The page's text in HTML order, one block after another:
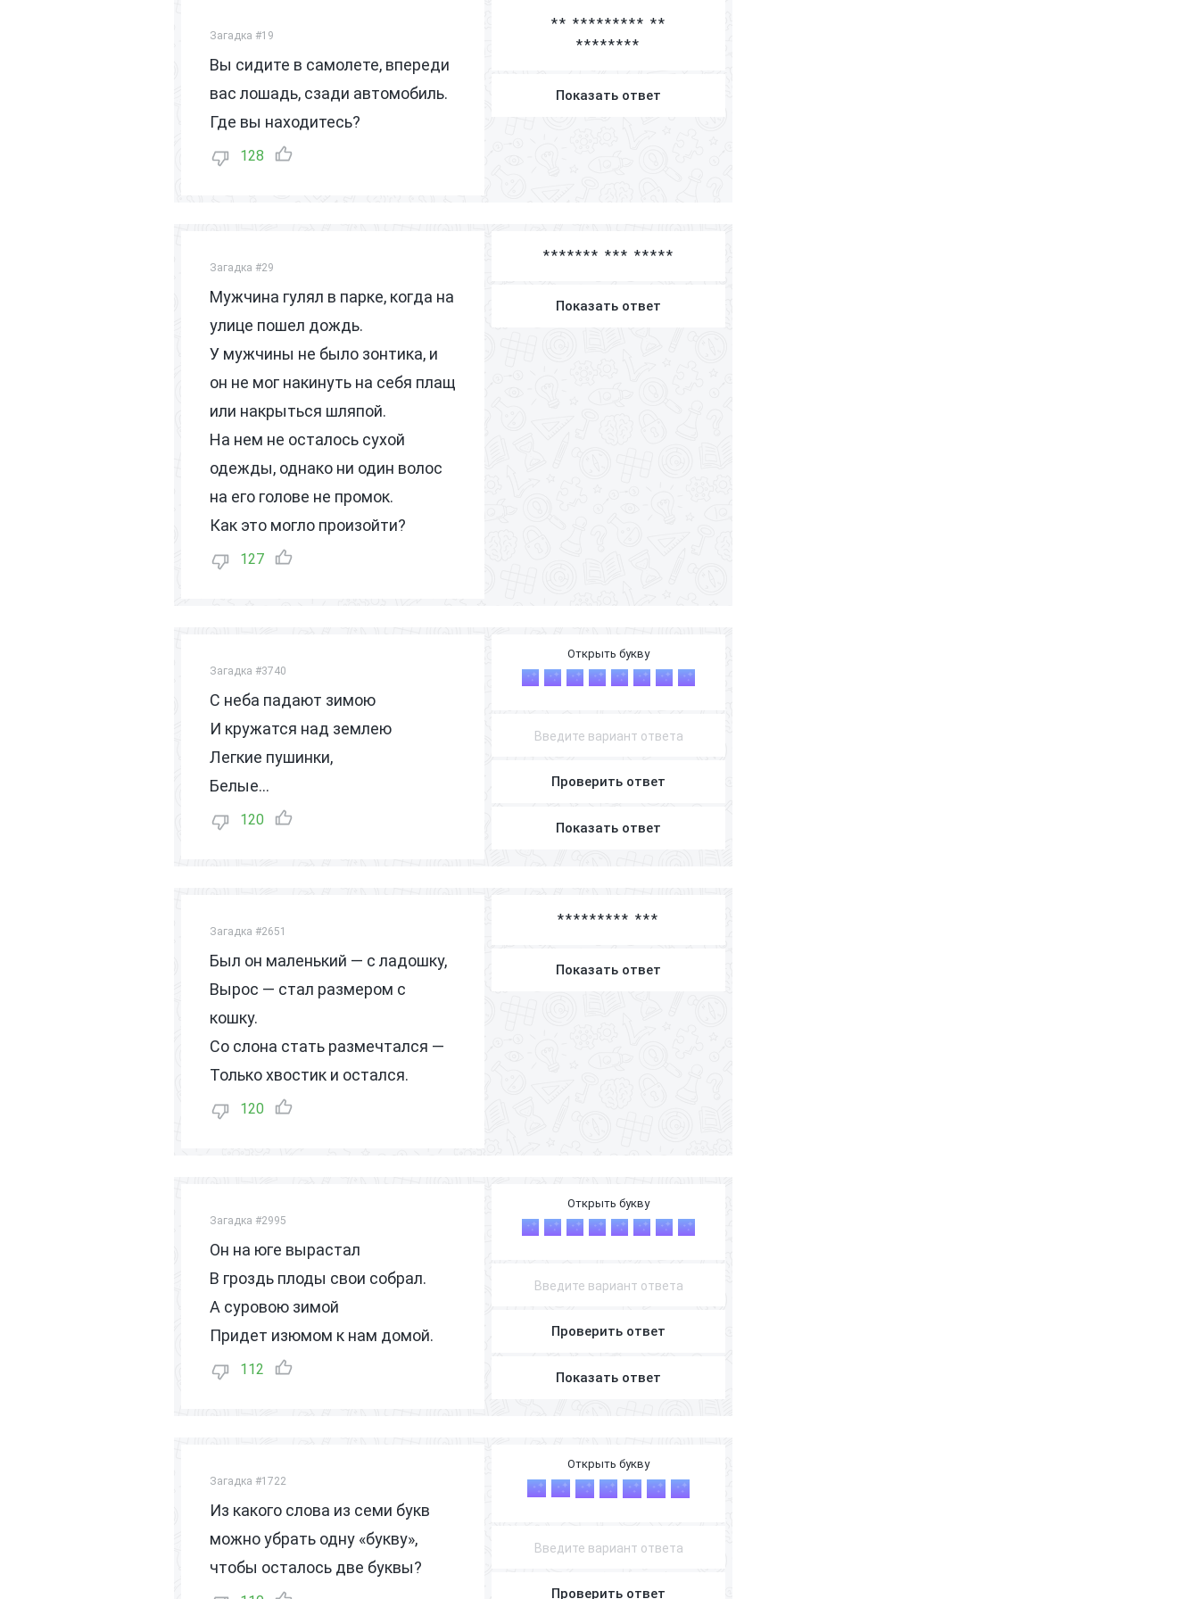
Загадка #19
Вы сидите в самолете, впереди
вас лошадь, сзади автомобиль.
Где вы находитесь?
128
** ********* **
********
Показать ответ
Загадка #29
Мужчина гулял в парке, когда на
улице пошел дождь.
У мужчины не было зонтика, и
он не мог накинуть на себя плащ
или накрыться шляпой.
На нем не осталось сухой
одежды, однако ни один волос
на его голове не промок.
Как это могло произойти?
127
******* *** *****
Показать ответ
Загадка #3740
С неба падают зимою
И кружатся над землею
Легкие пушинки,
Белые...
120
С Н Е Ж И Н К И
Проверить ответ
Показать ответ
Загадка #2651
Был он маленький — с ладошку,
Вырос — стал размером с
кошку.
Со слона стать размечтался —
Только хвостик и остался.
120
********* ***
Показать ответ
Загадка #2995
Он на юге вырастал
В гроздь плоды свои собрал.
А суровою зимой
Придет изюмом к нам домой.
112
В И Н О Г Р А Д
Проверить ответ
Показать ответ
Загадка #1722
Из какого слова из семи букв
можно убрать одну «букву»,
чтобы осталось две буквы?
Б У К В А Р Ь
Проверить ответ